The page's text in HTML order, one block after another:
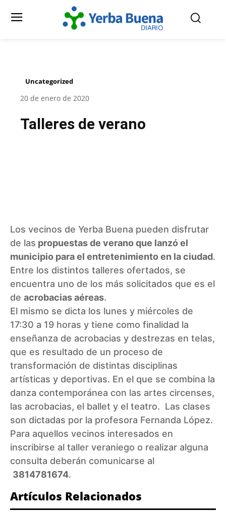
Uncategorized
20 de enero de 2020
Talleres de verano
Los vecinos de Yerba Buena pueden disfrutar
de las propuestas de verano que lanzó el
municipio para el entretenimiento en la ciudad.
Entre los distintos talleres ofertados, se
encuentra uno de los más solicitados que es el
de acrobacias aéreas.
El mismo se dicta los lunes y miércoles de
17:30 a 19 horas y tiene como finalidad la
enseñanza de acrobacias y destrezas en telas,
que es resultado de un proceso de
transformación de distintas disciplinas
artísticas y deportivas. En el que se combina la
danza contemporánea con las artes circenses,
las acrobacias, el ballet y el teatro. Las clases
son dictadas por la profesora Fernanda López.
Para aquellos vecinos interesados en
inscribirse al taller veraniego o realizar alguna
consulta deberán comunicarse al
3814781674.
Artículos Relacionados